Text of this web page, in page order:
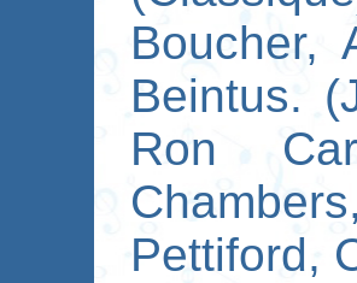
Boucher,
Beintus.
Ron
Pettiford,